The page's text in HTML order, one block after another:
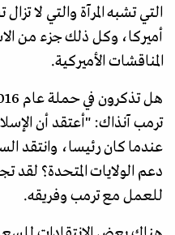
التي تشبه المرآة والتي لا
أميركا، وكل ذلك جزء من
المناقشات الأميركية.
ترمب آنذاك: "أعتقد أن
عندما كان رئيسا، وانتقد
دعم الولايات المتحدة؟
للعمل مع ترمب وفريقه.